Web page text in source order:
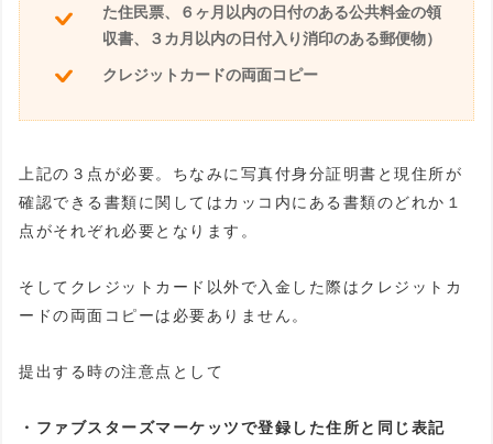
た住民票、６ヶ月以内の日付のある公共料金の領
収書、３カ月以内の日付入り消印のある郵便物）
クレジットカードの両面コピー
上記の３点が必要。ちなみに写真付身分証明書と現住所が
確認できる書類に関してはカッコ内にある書類のどれか１
点がそれぞれ必要となります。
そしてクレジットカード以外で入金した際はクレジットカ
ードの両面コピーは必要ありません。
提出する時の注意点として
・ファブスターズマーケッツで登録した住所と同じ表記